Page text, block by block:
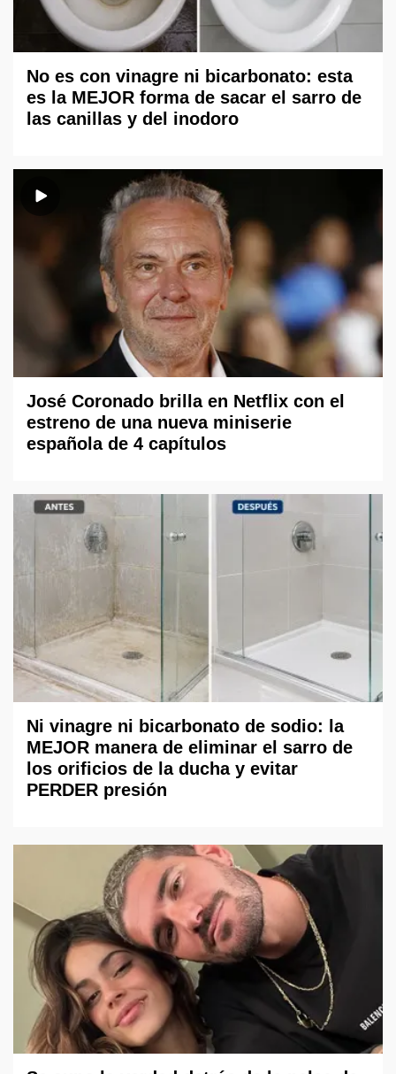
No es con vinagre ni bicarbonato: esta
es la MEJOR forma de sacar el sarro de
las canillas y del inodoro
José Coronado brilla en Netflix con el
estreno de una nueva miniserie
española de 4 capítulos
Ni vinagre ni bicarbonato de sodio: la
MEJOR manera de eliminar el sarro de
los orificios de la ducha y evitar
PERDER presión